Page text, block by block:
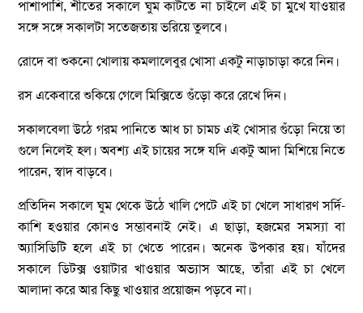
পাশাপাশি, শীতের সকালে ঘুম কাটতে না চাইলে এই চা মুখে যাওয়ার
সঙ্গে সঙ্গে সকালটা সতেজতায় ভরিয়ে তুলবে।
রোদে বা শুকনো খোলায় কমলালেবুর খোসা একটু নাড়াচাড়া করে নিন।
রস একেবারে শুকিয়ে গেলে মিক্সিতে গুঁড়ো করে রেখে দিন।
সকালবেলা উঠে গরম পানিতে আধ চা চামচ এই খোসার গুঁড়ো নিয়ে তা
গুলে নিলেই হল। অবশ্য এই চায়ের সঙ্গে যদি একটু আদা মিশিয়ে নিতে
পারেন, স্বাদ বাড়বে।
প্রতিদিন সকালে ঘুম থেকে উঠে খালি পেটে এই চা খেলে সাধারণ সর্দি-
কাশি হওয়ার কোনও সম্ভাবনাই নেই। এ ছাড়া, হজমের সমস্যা বা
অ্যাসিডিটি হলে এই চা খেতে পারেন। অনেক উপকার হয়। যাঁদের
সকালে ডিটক্স ওয়াটার খাওয়ার অভ্যাস আছে, তাঁরা এই চা খেলে
আলাদা করে আর কিছু খাওয়ার প্রয়োজন পড়বে না।